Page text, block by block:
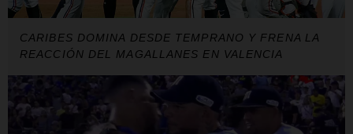
CARIBES DOMINA DESDE TEMPRANO Y FRENA LA
REACCIÓN DEL MAGALLANES EN VALENCIA